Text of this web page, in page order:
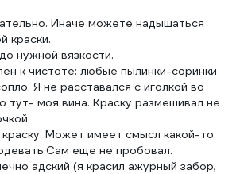
Иначе можете надышаться
краски.
нужной вязкости.
к чистоте: любые пылинки-соринки
Я не расставался с иголкой во
тут- моя вина. Краску размешивал не
Может имеет смысл какой-то
еще не пробовал.
адский (я красил ажурный забор,